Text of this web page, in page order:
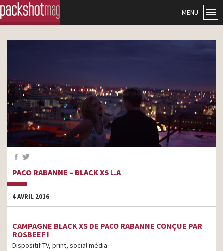
MENU
PACO RABANNE – BLACK XS L.A
4 AVRIL 2016
CAMPAGNE BLACK XS DE PACO RABANNE CONÇUE PAR
ROSBEEF !
Dispositif TV, print, social média